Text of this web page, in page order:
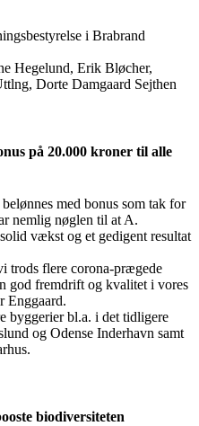
i Brabrand
Hegelund, Erik Bløcher,
Dorte Damgaard Sejthen
på 20.000 kroner til alle
med bonus som tak for
nemlig nøglen til at A.
vækst og et gedigent resultat
trods flere corona-prægede
god fremdrift og kvalitet i vores
Enggaard.
byggerier bl.a. i det tidligere
og Odense Inderhavn samt
biodiversiteten